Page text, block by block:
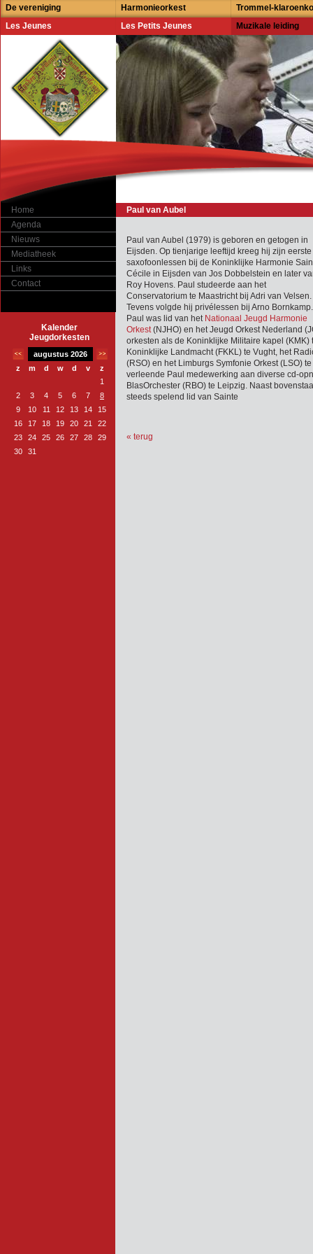
De vereniging Harmonieorkest
Trommel-
Les Jeunes
Les Petits Jeunes Muzikale leiding
Home
Agenda
Nieuws
Mediatheek
Links
Contact
Kalender
Jeugdorkesten
augustus 2026
z
m d w d v
z
1
2
3 4 5 6 7
8
9
10 11 12 13 14
15
16
17 18 19 20 21
22
23
24 25 26 27 28
29
30
31
Paul van Aubel
Paul van Aubel (1979) is geboren en getogen in
Eijsden. Op tienjarige leeftijd kreeg hij zijn eerste
saxofoonlessen bij de Koninklijke Harmonie
Cécile in Eijsden van Jos Dobbelstein en later
Roy Hovens. Paul studeerde aan het
Conservatorium te Maastricht bij Adri van Velsen.
Tevens volgde hij privélessen bij Arno Bornkamp.
Paul was lid van het Nationaal Jeugd Harmonie
Orkest(NJHO) en het Jeugd Orkest Nederland
orkesten als de Koninklijke Militaire kapel (KMK)
Koninklijke Landmacht (FKKL) te Vught, het
(RSO) en het Limburgs Symfonie Orkest (LSO)
verleende Paul medewerking aan diverse cd-
BlasOrchester (RBO) te Leipzig. Naast
steeds spelend lid van Sainte
« terug